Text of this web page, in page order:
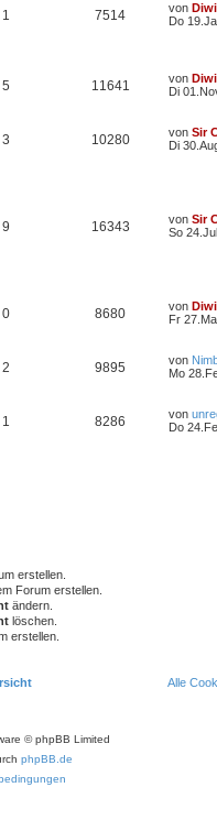
1 7514 von
Do
5 11641 von
Di
3 10280 von Sir
Di
9 16343 von Sir
So
0 8680 von
Fr
2 9895 von
Mo
1 8286 von
Do
erstellen.
Forum erstellen.
ändern.
löschen.
erstellen.
Alle
© phpBB Limited
phpBB.de